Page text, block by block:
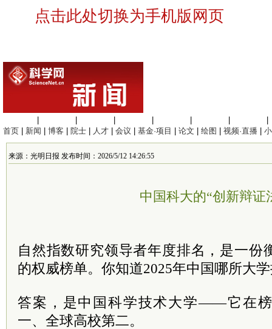
点击此处切换为手机版网页
首页
新闻 博客 院士 人才 会议 基金·项目 论文 绘图 视频·直播
来源：光明日报 发布时间：2026/5/12 14:26:55
中国科大的“创新辩证
自然指数研究领导者年度排名，是一份
的权威榜单。你知道2025年中国哪所大
答案，是中国科学技术大学——它在
一、全球高校第二。